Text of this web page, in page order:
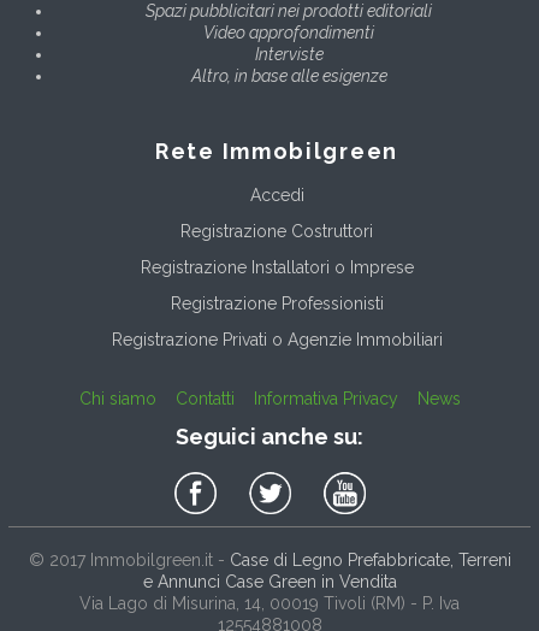
Spazi pubblicitari nei prodotti editoriali
Video approfondimenti
Interviste
Altro, in base alle esigenze
Rete Immobilgreen
Accedi
Registrazione Costruttori
Registrazione Installatori o Imprese
Registrazione Professionisti
Registrazione Privati o Agenzie Immobiliari
Chi siamo Contatti Informativa Privacy News
Seguici anche su:
© 2017 Immobilgreen.it- Case di Legno Prefabbricate, Terreni
e Annunci Case Green in Vendita
Via Lago di Misurina, 14 , 00019 Tivoli (RM) - P. Iva
12554881008